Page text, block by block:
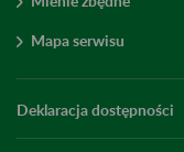
Mapa serwisu
Deklaracja dostępności